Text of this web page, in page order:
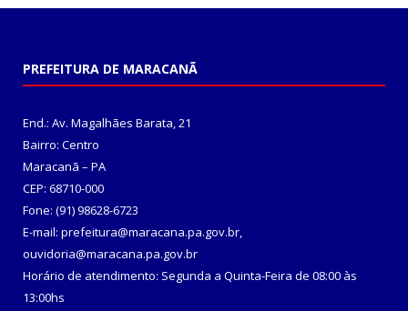
PREFEITURA DE MARACANÃ
End.: Av. Magalhães Barata, 21
Bairro: Centro
Maracanã – PA
CEP: 68710-000
Fone: (91) 98628-6723
E-mail: prefeitura@maracana.pa.gov.br,
ouvidoria@maracana.pa.gov.br
Horário de atendimento: Segunda a Quinta-Feira de 08:00 às
13:00hs